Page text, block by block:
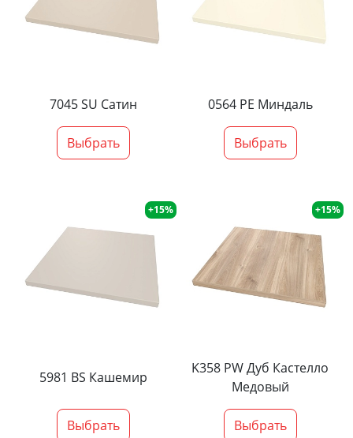
7045 SU Сатин
Выбрать
0564 PE Миндаль
Выбрать
+15%
5981 BS Кашемир
Выбрать
+15%
K358 PW Дуб Кастелло
Медовый
Выбрать